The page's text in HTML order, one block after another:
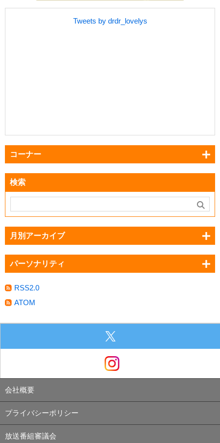
Tweets by drdr_lovelys
コーナー
検索
月別アーカイブ
パーソナリティ
RSS2.0
ATOM
会社概要
プライバシーポリシー
放送番組審議会